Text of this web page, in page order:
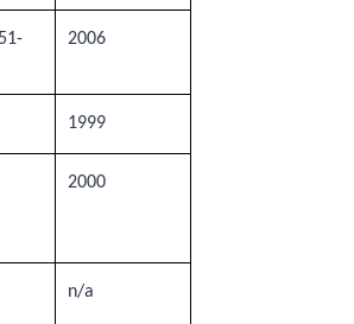
2006
1999
2000
n/a